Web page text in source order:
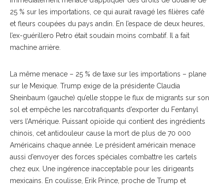
25 % sur les importations, ce qui aurait ravagé les filières café
et fleurs coupées du pays andin. En l’espace de deux heures,
l’ex-guérillero Petro était soudain moins combatif. Il a fait
machine arrière.
La même menace – 25 % de taxe sur les importations – plane
sur le Mexique. Trump exige de la présidente Claudia
Sheinbaum (gauche) qu’elle stoppe le flux de migrants sur son
sol et empêche les narcotrafiquants d’exporter du Fentanyl
vers l’Amérique. Puissant opioïde qui contient des ingrédients
chinois, cet antidouleur cause la mort de plus de 70 000
Américains chaque année. Le président américain menace
aussi d’envoyer des forces spéciales combattre les cartels
chez eux. Une ingérence inacceptable pour les dirigeants
mexicains. En coulisse, Erik Prince, proche de Trump et